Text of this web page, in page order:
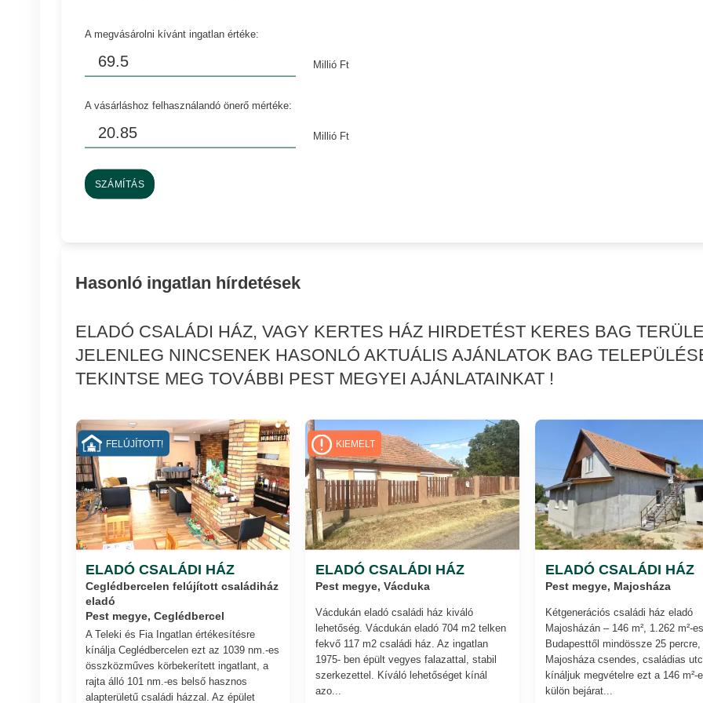
A megvásárolni kívánt ingatlan értéke:
Millió Ft
A vásárláshoz felhasználandó önerő mértéke:
Millió Ft
SZÁMÍTÁS
Hasonló ingatlan hírdetések
ELADÓ CSALÁDI HÁZ, VAGY KERTES HÁZ HIRDETÉST KERES BAG
JELENLEG NINCSENEK HASONLÓ AKTUÁLIS AJÁNLATOK BAG
TEKINTSE MEG TOVÁBBI PEST MEGYEI AJÁNLATAINKAT !
ELADÓ CSALÁDI HÁZ
Ceglédbercelen felújított családiház
eladó
Pest megye, Ceglédbercel
A Teleki és Fia Ingatlan értékesítésre
kínálja Ceglédbercelen ezt az 1039 nm.-es
összközműves körbekerített ingatlant, a
rajta álló 101 nm.-es belső hasznos
alapterületű családi házzal. Az épület
FELÚJÍTOTT!
ELADÓ CSALÁDI HÁZ
Pest megye, Vácduka
Vácdukán eladó családi ház kiváló
lehetőség. Vácdukán eladó 704 m2 telken
fekvő 117 m2 családi ház. Az ingatlan
1975- ben épült vegyes falazattal, stabil
szerkezettel. Kíváló lehetőséget kínál
azo...
KIEMELT
ELADÓ CSALÁDI HÁZ
Pest megye, Majosháza
Kétgenerációs családi ház eladó
Majosházán – 146 m², 1.262 m²-
Budapesttől mindössze 25 percre,
Majosháza csendes, családias
kínáljuk megvételre ezt a 146 m²-
külön bejárat...